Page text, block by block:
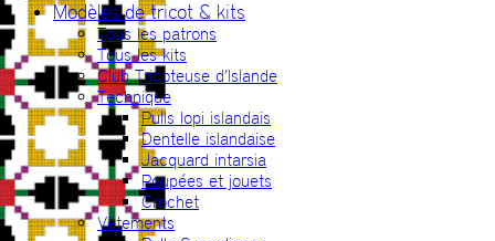
Modèles de tricot & kits
Tous les patrons
Tous les kits
Club Tricoteuse d’Islande
Technique
Pulls lopi islandais
Dentelle islandaise
Jacquard intarsia
Poupées et jouets
Crochet
Vêtements